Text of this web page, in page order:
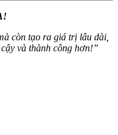
còn tạo ra giá trị lâu dài,
và thành công hơn!”